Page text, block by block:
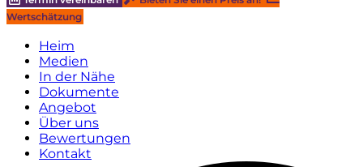
Wertschätzung
Heim
Medien
In der Nähe
Dokumente
Angebot
Über uns
Bewertungen
Kontakt